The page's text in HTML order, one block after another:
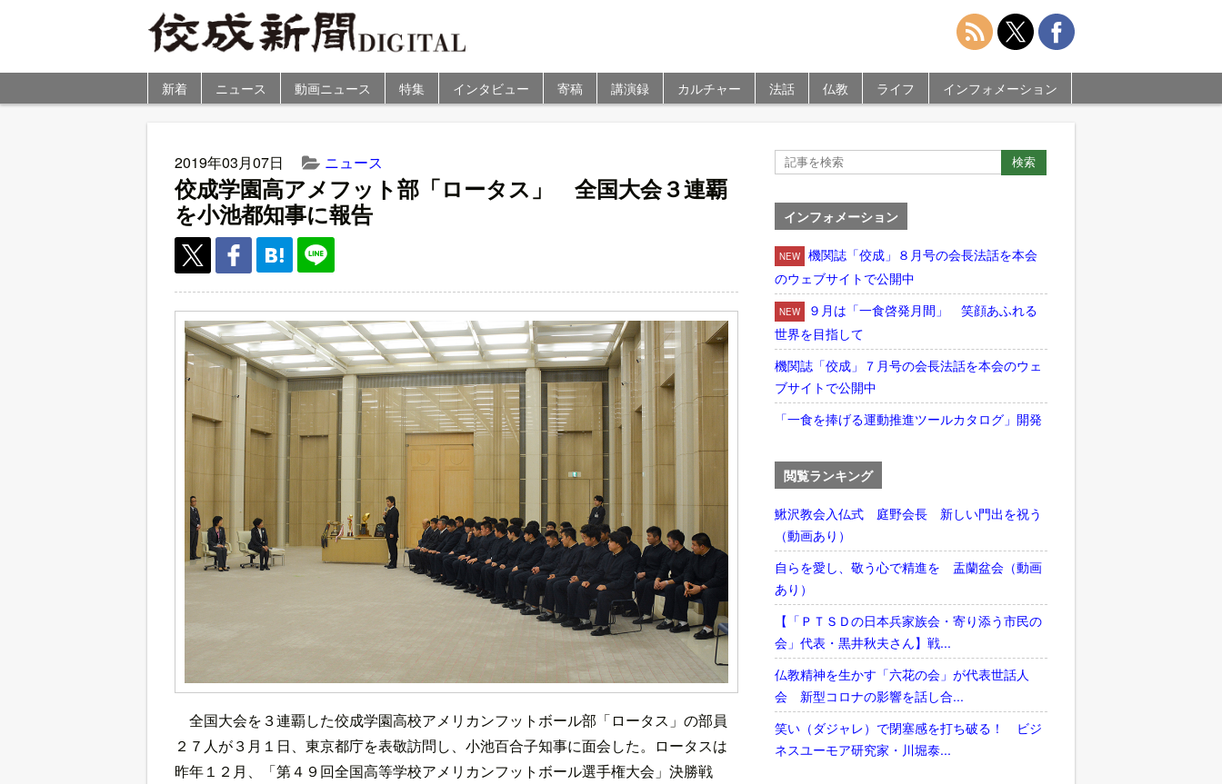
新着 ニュース 動画ニュース 特集 インタビュー 寄稿 講演録 カルチャー 法話 仏教 ライフ インフォメーション
2019年03月07日 ニュース
佼成学園高アメフット部「ロータス」 全国大会３連覇
を小池都知事に報告
全国大会を３連覇した佼成学園高校アメリカンフットボール部「ロータス」の部員
２７人が３月１日、東京都庁を表敬訪問し、小池百合子知事に面会した。ロータスは
昨年１２月、「第４９回全国高等学校アメリカンフットボール選手権大会」決勝戦
インフォメーション
NEW
機関誌「佼成」８月号の会長法話を本会
のウェブサイトで公開中
NEW
９月は「一食啓発月間」 笑顔あふれる
世界を目指して
機関誌「佼成」７月号の会長法話を本会のウェ
ブサイトで公開中
「一食を捧げる運動推進ツールカタログ」開発
閲覧ランキング
鰍沢教会入仏式 庭野会長 新しい門出を祝う
（動画あり）
自らを愛し、敬う心で精進を 盂蘭盆会（動画
あり）
【「ＰＴＳＤの日本兵家族会・寄り添う市民の
会」代表・黒井秋夫さん】戦...
仏教精神を生かす「六花の会」が代表世話人
会 新型コロナの影響を話し合...
笑い（ダジャレ）で閉塞感を打ち破る！ ビジ
ネスユーモア研究家・川堀泰...